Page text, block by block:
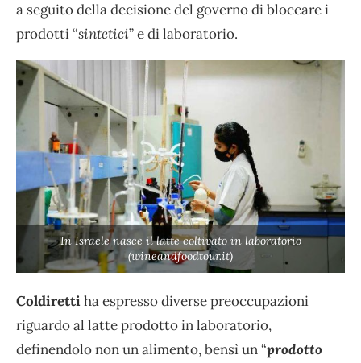
a seguito della decisione del governo di bloccare i
prodotti “sintetici” e di laboratorio.
In Israele nasce il latte coltivato in laboratorio
(wineandfoodtour.it)
Coldirettiha espresso diverse preoccupazioni
riguardo al latte prodotto in laboratorio,
definendolo non un alimento, bensì un “prodotto